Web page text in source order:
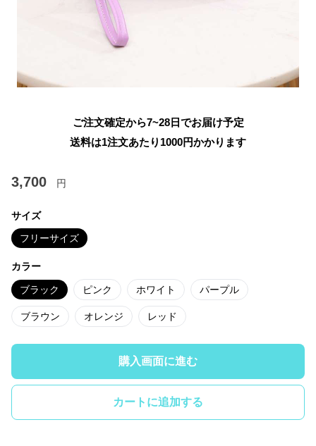
ご注文確定から7~28日でお届け予定
送料は1注文あたり 1000円かかります
3,700 円
サイズ
フリーサイズ
カラー
ブラック ピンク ホワイト パープル
ブラウン オレンジ レッド
購入画面に進む
カートに追加する